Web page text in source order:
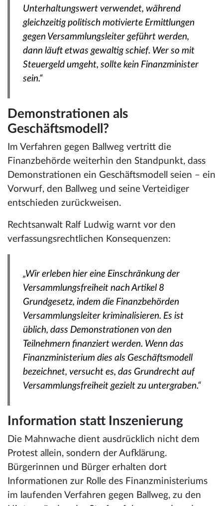
Unterhaltungswert verwendet, während
gleichzeitig politisch motivierte Ermittlungen
gegen Versammlungsleiter geführt werden,
dann läuft etwas gewaltig schief. Wer so mit
Steuergeld umgeht, sollte kein Finanzminister
sein.“
Demonstrationen als
Geschäftsmodell?
Im Verfahren gegen Ballweg vertritt die
Finanzbehörde weiterhin den Standpunkt, dass
Demonstrationen ein Geschäftsmodell seien – ein
Vorwurf, den Ballweg und seine Verteidiger
entschieden zurückweisen.
Rechtsanwalt Ralf Ludwig warnt vor den
verfassungsrechtlichen Konsequenzen:
„Wir erleben hier eine Einschränkung der
Versammlungsfreiheit nach Artikel 8
Grundgesetz, indem die Finanzbehörden
Versammlungsleiter kriminalisieren. Es ist
üblich, dass Demonstrationen von den
Teilnehmern finanziert werden. Wenn das
Finanzministerium dies als Geschäftsmodell
bezeichnet, versucht es, das Grundrecht auf
Versammlungsfreiheit gezielt zu untergraben.“
Information statt Inszenierung
Die Mahnwache dient ausdrücklich nicht dem
Protest allein, sondern der Aufklärung.
Bürgerinnen und Bürger erhalten dort
Informationen zur Rolle des Finanzministeriums
im laufenden Verfahren gegen Ballweg, zu den